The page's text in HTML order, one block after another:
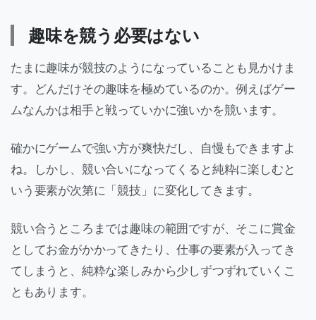
趣味を競う必要はない
たまに趣味が競技のようになっていることも見かけま
す。どんだけその趣味を極めているのか。例えばゲー
ムなんかは相手と戦っていかに強いかを競います。
確かにゲームで強い方が爽快だし、自慢もできますよ
ね。しかし、競い合いになってくると純粋に楽しむと
いう要素が次第に「競技」に変化してきます。
競い合うところまでは趣味の範囲ですが、そこに賞金
としてお金がかかってきたり、仕事の要素が入ってき
てしまうと、純粋な楽しみから少しずつずれていくこ
ともあります。